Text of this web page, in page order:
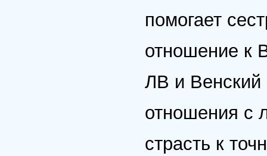
помогает
отношение к
ЛВ и Венский
отношения с
страсть к